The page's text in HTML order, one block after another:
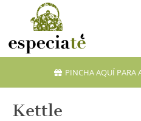
PINCHA AQUÍ PARA
Kettle